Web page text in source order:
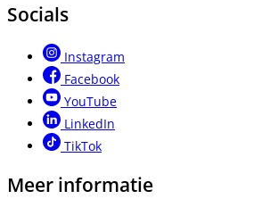
Socials
Instagram
Facebook
YouTube
LinkedIn
TikTok
Meer informatie